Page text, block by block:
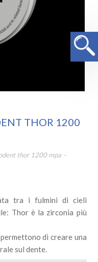
THOR 1200
thor 1200 mpa –
tra i fulmini di cieli
Thor è la zirconia più
di creare una
sul dente.